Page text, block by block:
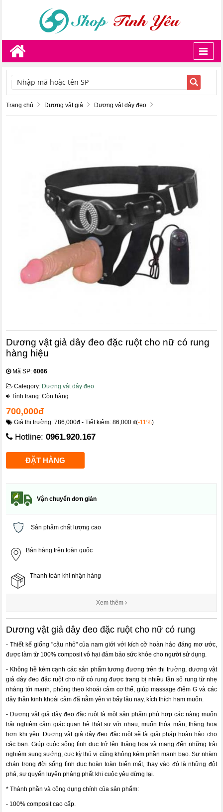
TÌM KIẾM
Trang chủ Dương vật giả Dương vật dây đeo
Dương vật giả dây đeo đặc ruột cho nữ có rung
hàng hiệu
Mã SP:6066
Category: Dương vật dây đeo
Tình trạng: Còn hàng
700,000đ
Giá thị trường: 786,000đ - Tiết kiệm: 86,000 ₫(-11%)
Hotline:0961.920.167
Vận chuyển đơn giản
Sản phẩm chất lượng cao
Bán hàng trên toàn quốc
Thanh toán khi nhận hàng
Xem thêm
Dương vật giả dây đeo đặc ruột cho nữ có rung
- Thiết kế giống "cậu nhỏ" của nam giới với kích cỡ hoàn hảo đáng mơ ước,
được làm từ 100% composit vô hại đảm bảo sức khỏe cho người sử dụng.
- Không hề kém cạnh các sản phẩm tương đương trên thị trường, dương vật
giả dây đeo đặc ruột cho nữ có rung được trang bị nhiều tần số rung từ nhẹ
nhàng tới mạnh, phỏng theo khoái cảm cơ thể, giúp massage điểm G và các
dây thần kinh khoái cảm đã nằm yên vị bấy lâu nay, kích thích ham muốn.
- Dương vật giả dây đeo đặc ruột là một sản phẩm phù hợp các nàng muốn
trải nghiệm cảm giác quan hệ thật sự với nhau, muốn thỏa mãn, thăng hoa
hơn khi yêu. Dương vật giả dây đeo đặc ruột sẽ là giải pháp hoàn hảo cho
các bạn. Giúp cuộc sống tình dục trở lên thăng hoa và mang đến những trải
nghiệm sung sướng, cực kỳ thú vị cũng không kém phần mạnh bạo. Sự nhàm
chán trong đời sống tình dục hoàn toàn biến mất, thay vào đó là những đột
phá, sự quyến luyến phảng phất khi cuộc yêu dừng lại.
* Thành phần và công dụng chính của sản phẩm:
- 100% composit cao cấp.